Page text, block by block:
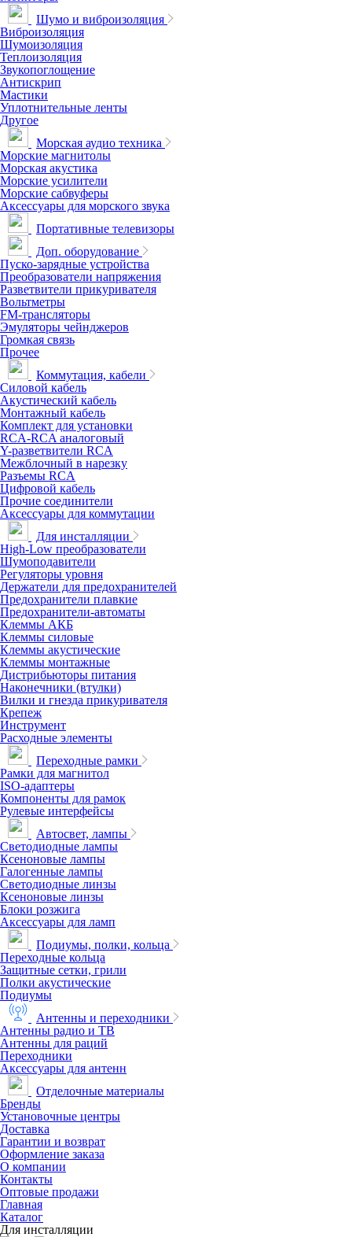
Шумо и виброизоляция
Виброизоляция
Шумоизоляция
Теплоизоляция
Звукопоглощение
Антискрип
Мастики
Уплотнительные ленты
Другое
Морская аудио техника
Морские магнитолы
Морская акустика
Морские усилители
Морские сабвуферы
Аксессуары для морского звука
Портативные телевизоры
Доп. оборудование
Пуско-зарядные устройства
Преобразователи напряжения
Разветвители прикуривателя
Вольтметры
FM-трансляторы
Эмуляторы чейнджеров
Громкая связь
Прочее
Коммутация, кабели
Силовой кабель
Акустический кабель
Монтажный кабель
Комплект для установки
RCA-RCA аналоговый
Y-разветвители RCA
Межблочный в нарезку
Разъемы RCA
Цифровой кабель
Прочие соединители
Аксессуары для коммутации
Для инсталляции
High-Low преобразователи
Шумоподавители
Регуляторы уровня
Держатели для предохранителей
Предохранители плавкие
Предохранители-автоматы
Клеммы АКБ
Клеммы силовые
Клеммы акустические
Клеммы монтажные
Дистрибьюторы питания
Наконечники (втулки)
Вилки и гнезда прикуривателя
Крепеж
Инструмент
Расходные элементы
Переходные рамки
Рамки для магнитол
ISO-адаптеры
Компоненты для рамок
Рулевые интерфейсы
Автосвет, лампы
Светодиодные лампы
Ксеноновые лампы
Галогенные лампы
Светодиодные линзы
Ксеноновые линзы
Блоки розжига
Аксессуары для ламп
Подиумы, полки, кольца
Переходные кольца
Защитные сетки, грили
Полки акустические
Подиумы
Антенны и переходники
Антенны радио и ТВ
Антенны для раций
Переходники
Аксессуары для антенн
Отделочные материалы
Бренды
Установочные центры
Доставка
Гарантии и возврат
Оформление заказа
О компании
Контакты
Оптовые продажи
Главная
Каталог
Для инсталляции